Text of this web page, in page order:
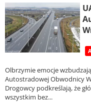
Olbrzymie emocje
Autostradowej Obwodnicy
Drogowcy podkreślają, że
wszystkim bez...